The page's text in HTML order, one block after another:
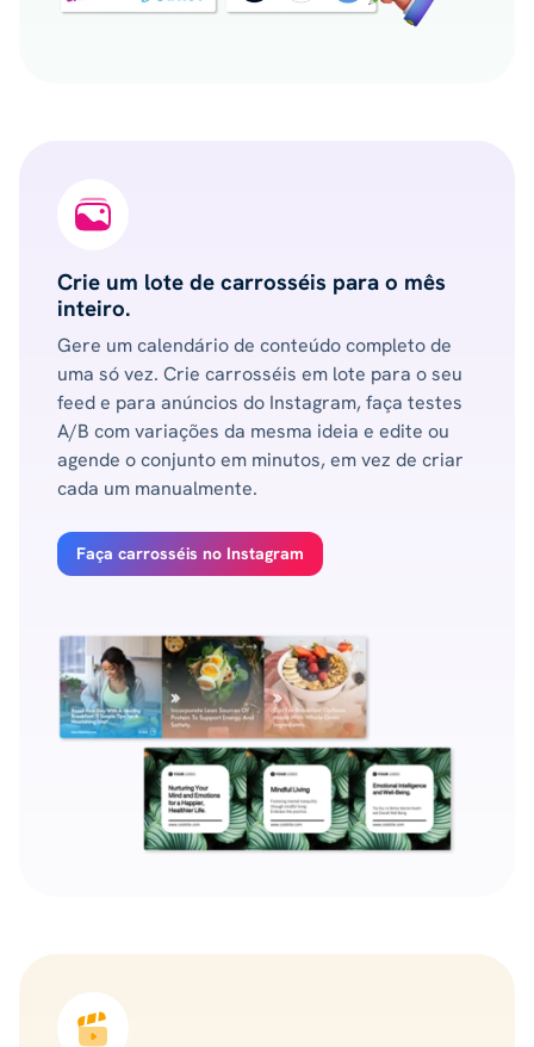
Crie um lote de carrosséis para o mês
inteiro.
Gere um calendário de conteúdo completo de
uma só vez. Crie carrosséis em lote para o seu
feed e para anúncios do Instagram, faça testes
A/B com variações da mesma ideia e edite ou
agende o conjunto em minutos, em vez de criar
cada um manualmente.
Faça carrosséis no Instagram